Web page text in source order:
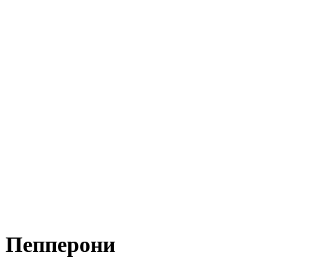
Пепперони